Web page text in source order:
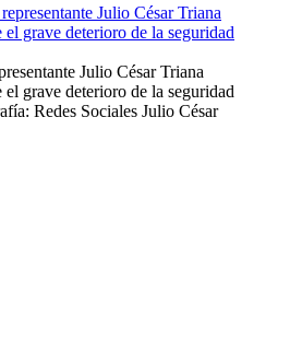
Julio César Triana
el grave deterioro de la seguridad
Redes Sociales Julio César